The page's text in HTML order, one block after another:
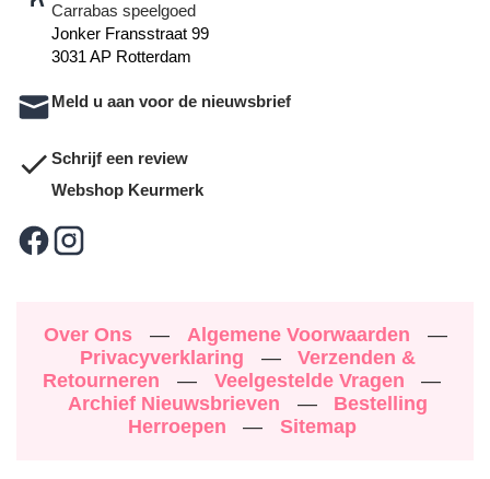
Carrabas speelgoed
Jonker Fransstraat 99
3031 AP Rotterdam
Meld u aan voor de nieuwsbrief
Schrijf een review
Webshop Keurmerk
Over Ons — Algemene Voorwaarden
—
Privacyverklaring
—
Verzenden &
Retourneren
— Veelgestelde Vragen
—
Archief Nieuwsbrieven
—
Bestelling
Herroepen
— Sitemap